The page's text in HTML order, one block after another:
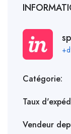
Catégorie:
Taux
Vendeur